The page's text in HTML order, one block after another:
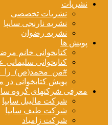
نشریات
نشریات تخصصی
نشریه نارنجی سایپا
نشریه رضوان
پویش ها
کتابخوانی خانم
کتابخوانی سلیمانی
پویش کتابخوانی در
معرفی شرکتهای گروه
شرکت مالیبل سایپا
شرکت طیف سایپا
شرکت زامیاد